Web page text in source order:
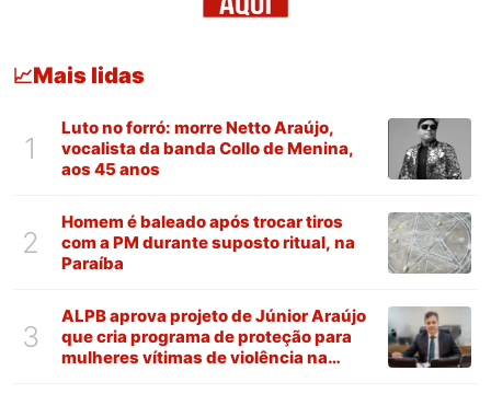
📈Mais lidas
1
Luto no forró: morre Netto Araújo,
vocalista da banda Collo de Menina,
aos 45 anos
2
Homem é baleado após trocar tiros
com a PM durante suposto ritual, na
Paraíba
3
ALPB aprova projeto de Júnior Araújo
que cria programa de proteção para
mulheres vítimas de violência na